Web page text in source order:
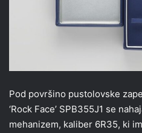
Pod površino pustolovske
‘Rock Face’ SPB355J1 se
mehanizem, kaliber 6R35, ki